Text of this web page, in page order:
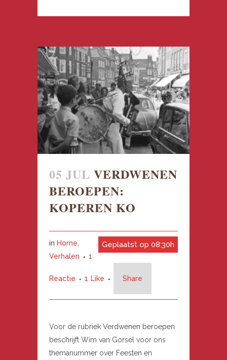
05 JUL VERDWENEN
BEROEPEN:
KOPEREN KO
Geplaatst op 08:30h
in Home,
Verhalen
1
Reactie 1 Like Share
Voor de rubriek Verdwenen beroepen
beschrijft Wim van Gorsel voor ons
themanummer over Feesten en